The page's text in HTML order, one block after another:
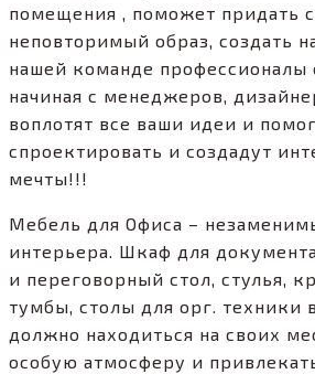
помещения , поможет придать
неповторимый образ, создать
нашей команде профессионалы
начиная с менеджеров,
воплотят все ваши идеи и
спроектировать и создадут
мечты!!!
Мебель для Офиса –
интерьера. Шкаф для
и переговорный стол, стулья,
тумбы, столы для орг. техники
должно находиться на своих
особую атмосферу и